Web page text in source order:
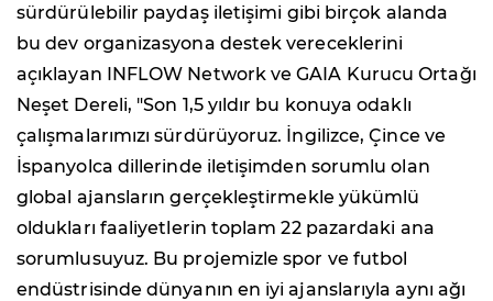
sürdürülebilir paydaş iletişimi gibi birçok alanda
bu dev organizasyona destek vereceklerini
açıklayan INFLOW Network ve GAIA Kurucu Ortağı
Neşet Dereli, "Son 1,5 yıldır bu konuya odaklı
çalışmalarımızı sürdürüyoruz. İngilizce, Çince ve
İspanyolca dillerinde iletişimden sorumlu olan
global ajansların gerçekleştirmekle yükümlü
oldukları faaliyetlerin toplam 22 pazardaki ana
sorumlusuyuz. Bu projemizle spor ve futbol
endüstrisinde dünyanın en iyi ajanslarıyla aynı ağı